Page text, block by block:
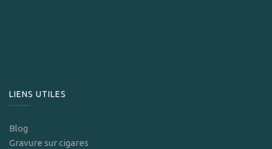
LIENS UTILES
Blog
Gravure sur cigares